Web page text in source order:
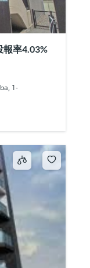
報率4.03%
1-